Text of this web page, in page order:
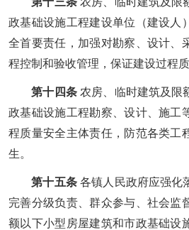
政基础设施工程建设单位（建设人
全首要责任，加强对勘察、设计、
程控制和验收管理，保证建设过程
第十四条农房、临时建筑及限
政基础设施工程勘察、设计、施工
程质量安全主体责任，防范各类工
生。
第十五条各镇人民政府应强化
完善分级负责、群众参与、社会监
额以下小型房屋建筑和市政基础设